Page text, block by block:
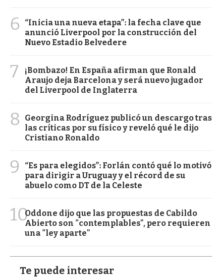
6
“Inicia una nueva etapa”: la fecha clave que
anunció Liverpool por la construcción del
Nuevo Estadio Belvedere
7
¡Bombazo! En España afirman que Ronald
Araujo deja Barcelona y será nuevo jugador
del Liverpool de Inglaterra
8
Georgina Rodríguez publicó un descargo tras
las críticas por su físico y reveló qué le dijo
Cristiano Ronaldo
9
“Es para elegidos”: Forlán contó qué lo motivó
para dirigir a Uruguay y el récord de su
abuelo como DT de la Celeste
10Oddone dijo que las propuestas de Cabildo
Abierto son "contemplables", pero requieren
una "ley aparte"
Te puede interesar